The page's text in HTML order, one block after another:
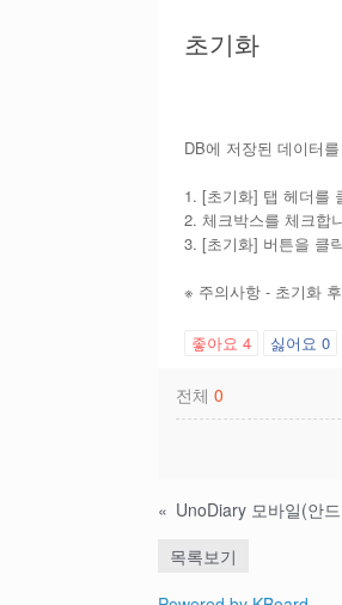
초기화
DB에 저장된 데이터
1. [초기화] 탭 헤더를
2. 체크박스를 체크합
3. [초기화] 버튼을 클
※ 주의사항 - 초기화
좋아요 4 싫어요 0
전체 0
« UnoDiary 모바일(안
목록보기